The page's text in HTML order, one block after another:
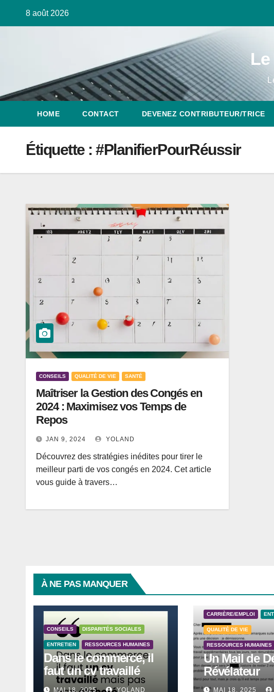
8 août 2026
Le
HOME CONTACT DEVENEZ CONTRIBUTEUR/TRICE
Étiquette : #PlanifierPourRéussir
CONSEILS QUALITÉ DE VIE SANTÉ
Maîtriser la Gestion des Congés en
2024 : Maximisez vos Temps de
Repos
JAN 9, 2024 YOLAND
Découvrez des stratégies inédites pour tirer le
meilleur parti de vos congés en 2024. Cet article
vous guide à travers…
À NE PAS MANQUER
CONSEILS DISPARITÉS SOCIALES
ENTRETIEN RESSOURCES HUMAINES
Dans le commerce, il
faut un cv travaillé
mais pas trop élaboré
MAI 18, 2025 YOLAND
CARRIÈRE/EMPLOI
QUALITÉ DE VIE
RESSOURCES HUMAINES
Un Mail de
Révélateur
MAI 18, 2025